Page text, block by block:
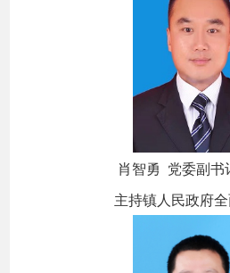
肖智勇 党委副书
主持镇人民政府全